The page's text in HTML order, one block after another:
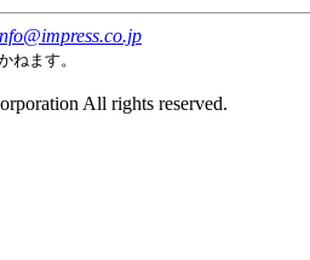
ねます。
All rights reserved.